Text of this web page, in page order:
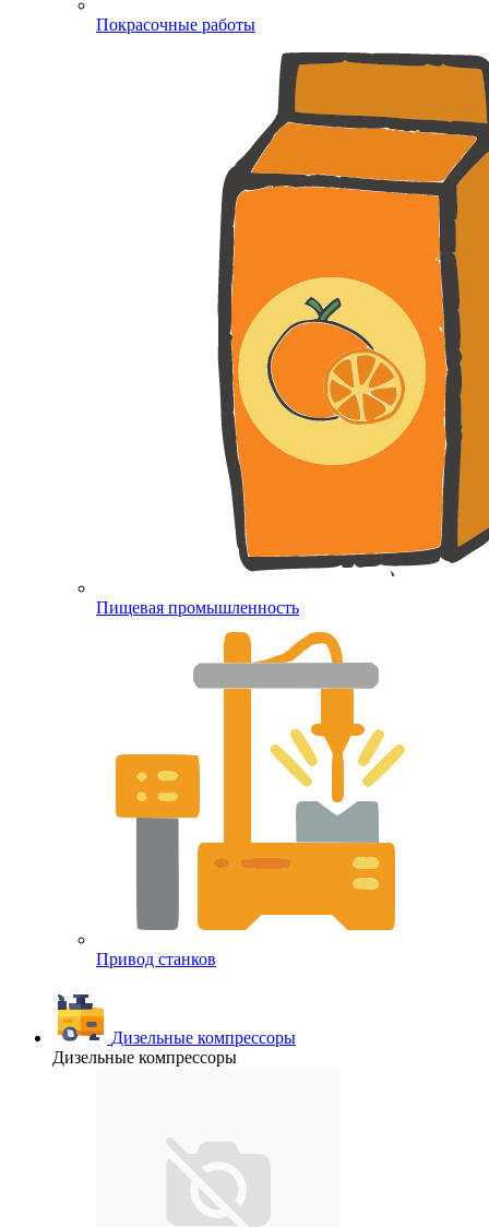
Покрасочные работы
Пищевая промышленность
Привод станков
Дизельные компрессоры
Дизельные компрессоры